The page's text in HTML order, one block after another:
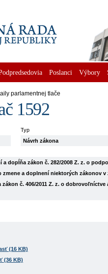
Poslanci Výbory
parlamentnej tlače
1592
Typ
Návrh zákona
dopĺňa zákon č. 282/2008 Z. z. o
zmene a doplnení niektorých zákonov
č. 406/2011 Z. z. o
(16 KB)
(36 KB)